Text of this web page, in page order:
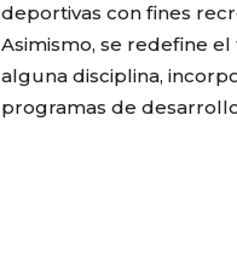
deportivas con fines
Asimismo, se redefine
alguna disciplina,
programas de